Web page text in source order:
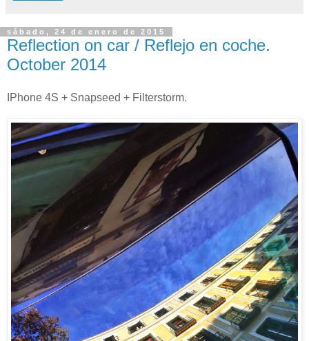
sábado, 24 de enero de 2015
Reflection on car / Reflejo en coche.
October 2014
IPhone 4S + Snapseed + Filterstorm.